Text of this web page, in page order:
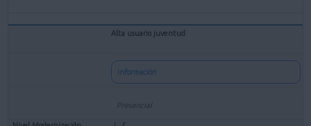
Alta usuario juventud
Información
Presencial